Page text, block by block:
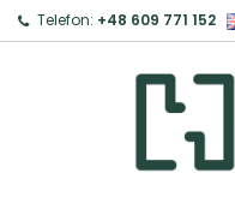
Telefon: +48 609 771 152